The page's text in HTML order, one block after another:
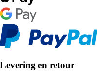
Levering en retour